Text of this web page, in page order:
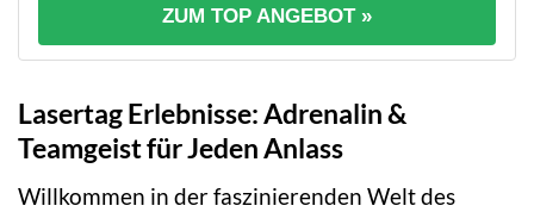
ZUM TOP ANGEBOT »
Lasertag Erlebnisse: Adrenalin &
Teamgeist für Jeden Anlass
Willkommen in der faszinierenden Welt des